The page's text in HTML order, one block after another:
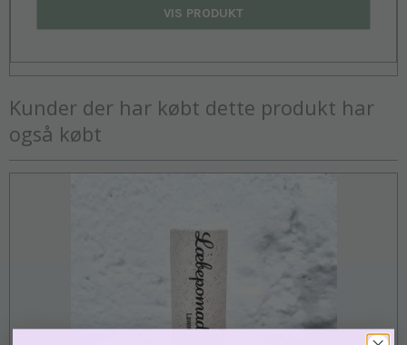
VIS PRODUKT
Kunder der har købt dette produkt har
også købt